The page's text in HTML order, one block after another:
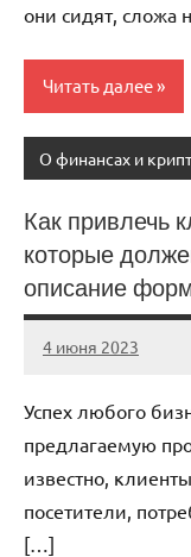
они сидят, сложа
Читать далее
О финансах и
Как привлечь
которые
описание
4 июня 2023
anti_shpion_
Нет
Успех любого
предлагаемую
известно,
посетители,
[…]